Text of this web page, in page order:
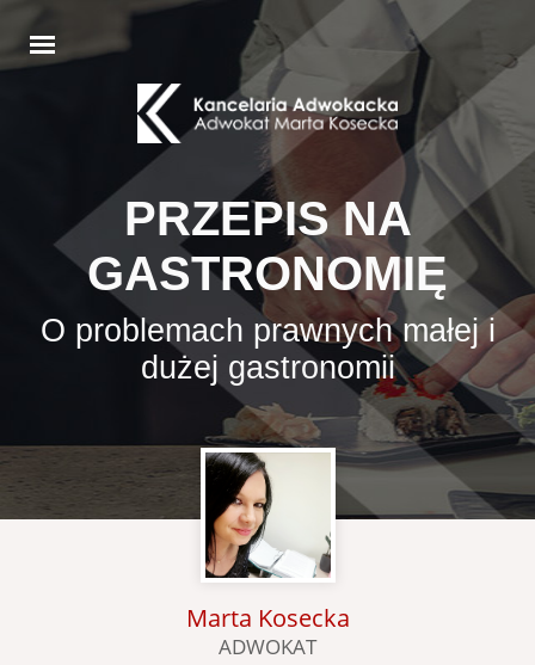
PRZEPIS NA
GASTRONOMIĘ
O problemach prawnych małej i
dużej gastronomii
Marta Kosecka
ADWOKAT